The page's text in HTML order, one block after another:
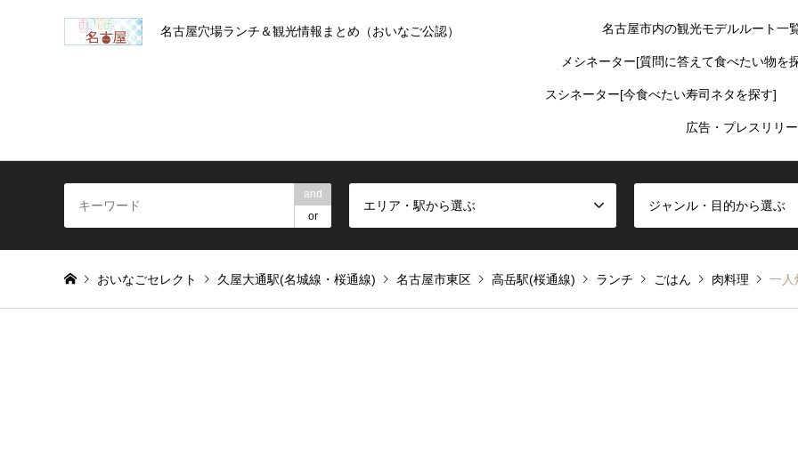
名古屋穴場ランチ＆観光情報まとめ（おいなご公認） 名古屋市内の観光モデルルート一
メシネーター[質問に答えて食べたい物を
スシネーター[今食べたい寿司ネタを探す]
広告・プレスリリ
and
or
エリア・駅から選ぶ ジャンル・目的から選ぶ
おいなごセレクト 久屋大通駅(名城線・桜通線) 名古屋市東区 高岳駅(桜通線) ランチ ごはん 肉料理 一人